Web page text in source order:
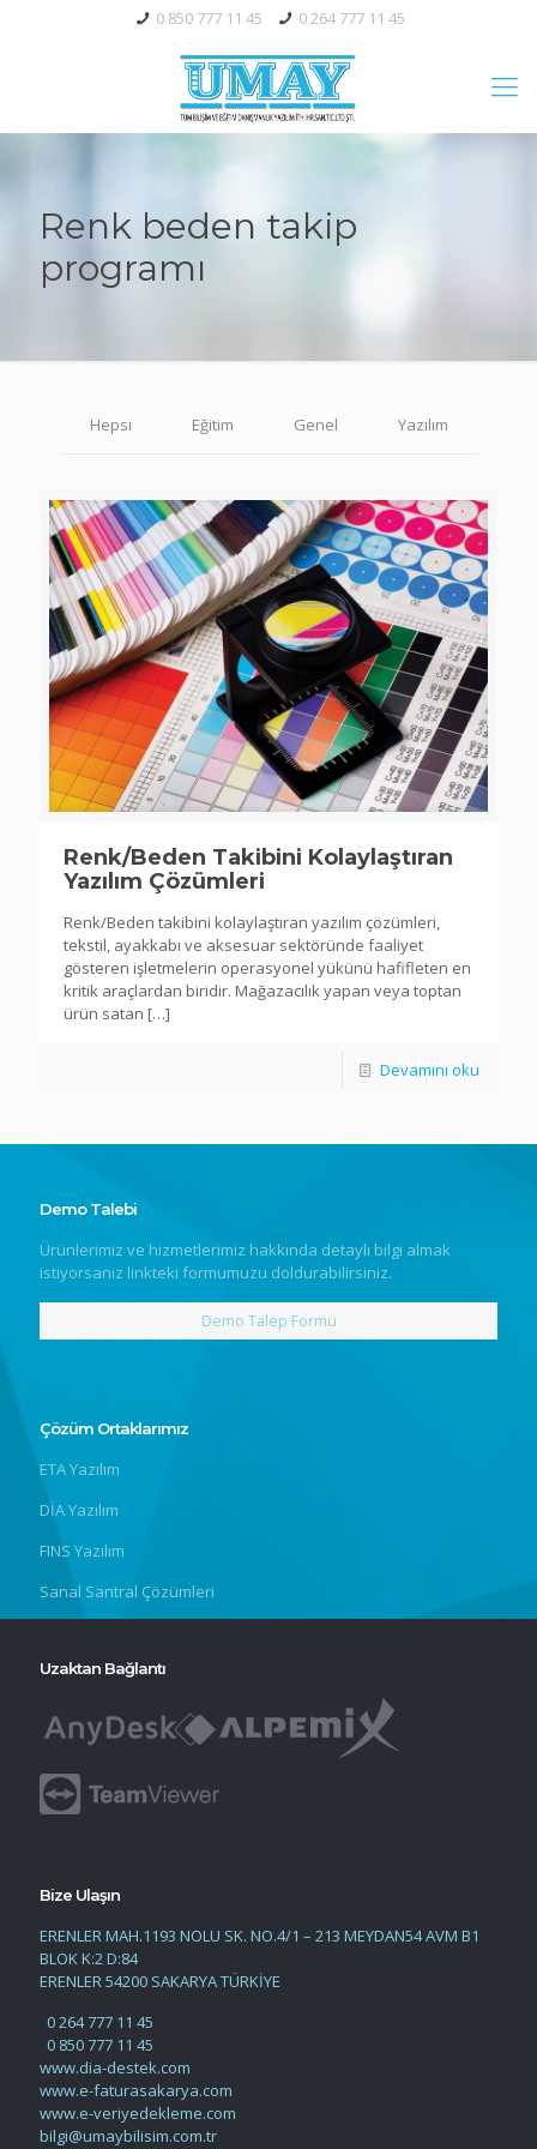
0 850 777 11 45 0 264 777 11 45
Renk beden takip
programı
Hepsi Eğitim Genel Yazılım
Renk/Beden Takibini Kolaylaştıran
Yazılım Çözümleri
Renk/Beden takibini kolaylaştıran yazılım çözümleri,
tekstil, ayakkabı ve aksesuar sektöründe faaliyet
gösteren işletmelerin operasyonel yükünü hafifleten en
kritik araçlardan biridir. Mağazacılık yapan veya toptan
ürün satan […]
Devamını oku
Demo Talebi
Ürünlerimiz ve hizmetlerimiz hakkında detaylı bilgi almak
istiyorsanız linkteki formumuzu doldurabilirsiniz.
Demo Talep Formu
Çözüm Ortaklarımız
ETA Yazılım
DİA Yazılım
FINS Yazılım
Sanal Santral Çözümleri
Uzaktan Bağlantı
Bize Ulaşın
ERENLER MAH.1193 NOLU SK. NO.4/1 – 213 MEYDAN54 AVM B1
BLOK K:2 D:84
ERENLER 54200 SAKARYA TÜRKİYE
0 264 777 11 45
0 850 777 11 45
www.dia-destek.com
www.e-faturasakarya.com
www.e-veriyedekleme.com
bilgi@umaybilisim.com.tr